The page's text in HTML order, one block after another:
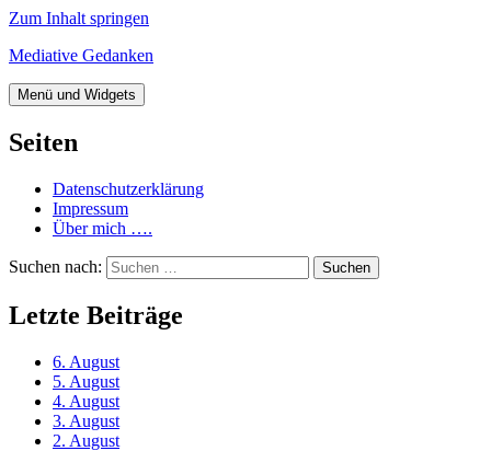
Zum Inhalt springen
Mediative Gedanken
Menü und Widgets
Seiten
Datenschutzerklärung
Impressum
Über mich ….
Suchen nach:
Letzte Beiträge
6. August
5. August
4. August
3. August
2. August